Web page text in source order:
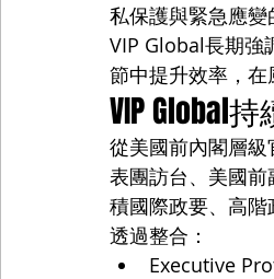
私保護與緊急應變
VIP Global長期強
節中提升效率，在
VIP Global
從美國前內閣層
表團訪台、美國
積國際政要、高
透過整合：
Executive